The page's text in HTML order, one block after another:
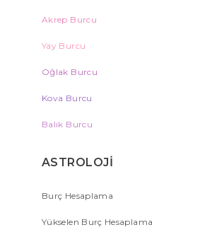
Akrep Burcu
Yay Burcu
Oğlak Burcu
Kova Burcu
Balık Burcu
ASTROLOJİ
Burç Hesaplama
Yükselen Burç Hesaplama